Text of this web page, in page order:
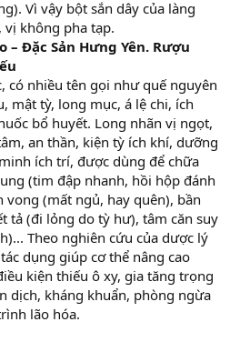
Vì vậy bột sắn dây của làng
không pha tạp.
– Đặc Sản Hưng Yên. Rượu
có nhiều tên gọi như quế nguyên
mật tỳ, long mục, á lệ chi, ích
bổ huyết. Long nhãn vị ngọt,
an thần, kiện tỳ ích khí, dưỡng
ích trí, được dùng để chữa
(tim đập nhanh, hồi hộp đánh
(mất ngủ, hay quên), bần
tả (đi lỏng do tỳ hư), tâm căn suy
Theo nghiên cứu của dược lý
dụng giúp cơ thể nâng cao
kiện thiếu ô xy, gia tăng trọng
dịch, kháng khuẩn, phòng ngừa
lão hóa.